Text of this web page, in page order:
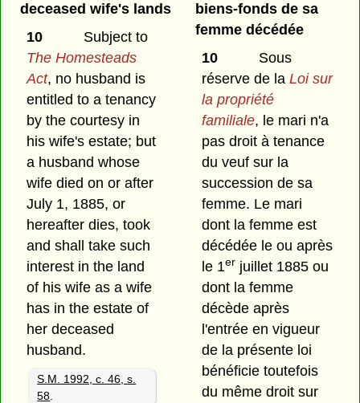
deceased wife's lands
10
Subject to
The Homesteads
Act, no husband is
entitled to a tenancy
by the courtesy in
his wife's estate; but
a husband whose
wife died on or after
July 1, 1885, or
hereafter dies, took
and shall take such
interest in the land
of his wife as a wife
has in the estate of
her deceased
husband.
S.M. 1992, c. 46, s.
58
biens-fonds de sa
femme décédée
10
Sous
réserve de laLoi sur
la propriété
familiale, le mari n'a
pas droit à tenance
du veuf sur la
succession de sa
femme. Le mari
dont la femme est
décédée le ou après
le 1er juillet 1885 ou
dont la femme
décède après
l'entrée en vigueur
de la présente loi
bénéficie toutefois
du même droit sur